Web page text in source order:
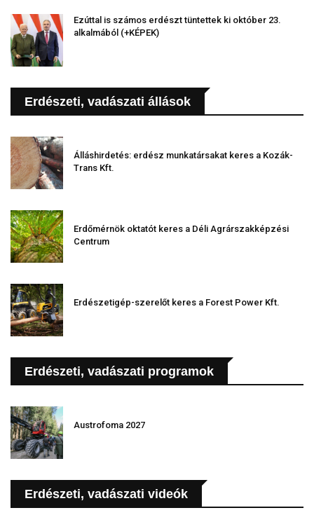
Ezúttal is számos erdészt tüntettek ki október 23.
alkalmából (+KÉPEK)
Erdészeti, vadászati állások
Álláshirdetés: erdész munkatársakat keres a Kozák-
Trans Kft.
Erdőmérnök oktatót keres a Déli Agrárszakképzési
Centrum
Erdészetigép-szerelőt keres a Forest Power Kft.
Erdészeti, vadászati programok
Austrofoma 2027
Erdészeti, vadászati videók